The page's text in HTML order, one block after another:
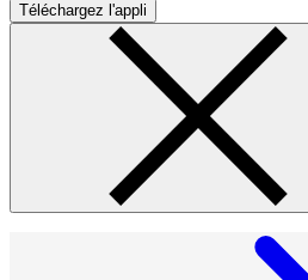
Téléchargez l'appli